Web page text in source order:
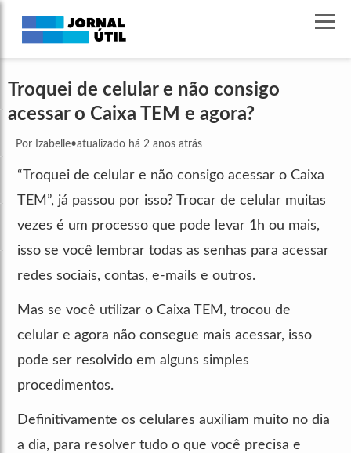
Troquei de celular e não consigo
acessar o Caixa TEM e agora?
Por Izabelle•atualizado há 2 anos atrás
“Troquei de celular e não consigo acessar o Caixa
TEM”, já passou por isso? Trocar de celular muitas
vezes é um processo que pode levar 1h ou mais,
isso se você lembrar todas as senhas para acessar
redes sociais, contas, e-mails e outros.
Mas se você utilizar o Caixa TEM, trocou de
celular e agora não consegue mais acessar, isso
pode ser resolvido em alguns simples
procedimentos.
Definitivamente os celulares auxiliam muito no dia
a dia, para resolver tudo o que você precisa e